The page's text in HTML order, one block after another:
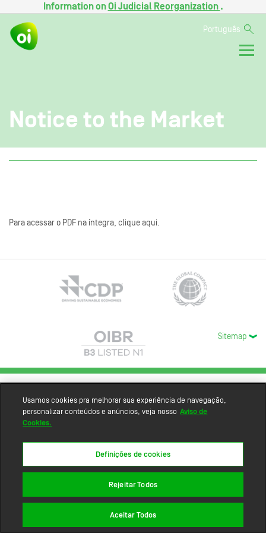
Information onOi Judicial Reorganization .
Português
Notice to the Market
Para acessar o PDF na íntegra, clique aqui.
Sitemap
Usamos cookies pra melhorar sua experiência de navegação,
personalizar conteúdos e anúncios, veja nosso Aviso de
Cookies.
Definições de cookies
Rejeitar Todos
Aceitar Todos